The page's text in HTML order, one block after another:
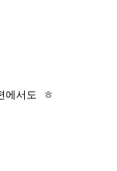
에서도 ㅎ